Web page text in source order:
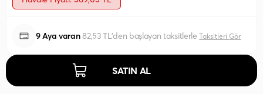
9 Aya varan82,53 TL'den başlayan taksitlerleTaksitleri Gör
SATIN AL